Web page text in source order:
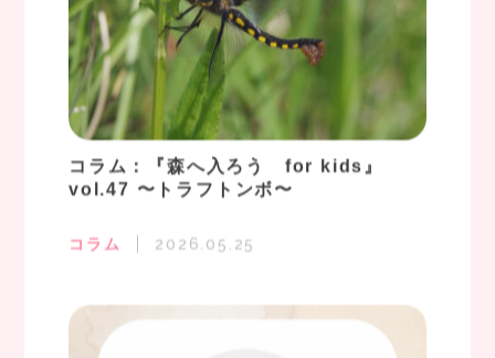
コラム：『森へ入ろう for kids』
vol.47 〜トラフトンボ〜
コラム 2026.05.25